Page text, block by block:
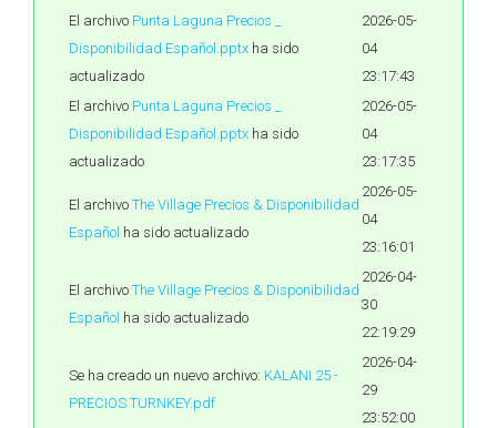
El archivo Punta Laguna Precios _
Disponibilidad Español.pptx ha sido
actualizado
2026-05-
04
23:17:43
El archivo Punta Laguna Precios _
Disponibilidad Español.pptx ha sido
actualizado
2026-05-
04
23:17:35
El archivo The Village Precios & Disponibilidad
Español ha sido actualizado
2026-05-
04
23:16:01
El archivo The Village Precios & Disponibilidad
Español ha sido actualizado
2026-04-
30
22:19:29
Se ha creado un nuevo archivo: KALANI 25 -
PRECIOS TURNKEY.pdf
2026-04-
29
23:52:00